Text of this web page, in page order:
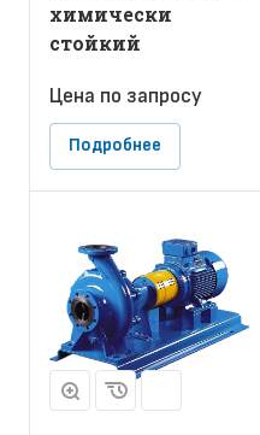
химически
стойкий
Цена по запросу
Подробнее